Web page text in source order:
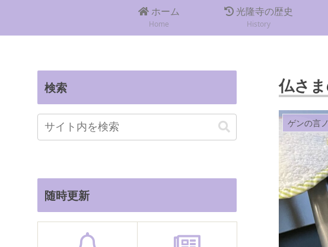
ホーム
Home
光隆寺の歴史
History
仏さ
ゲンの言
検索
随時更新